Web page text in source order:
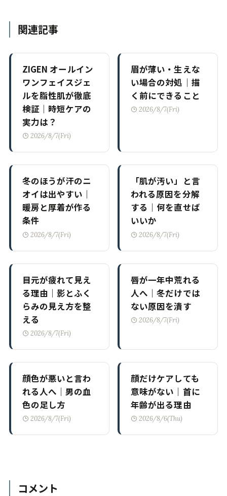
関連記事
ZIGEN オールイン
ワンフェイスジェ
ルを脂性肌が徹底
検証｜時短ケアの
実力は？
2026/8/7(Fri)
眉が薄い・生えな
い場合の対処｜描
く前にできること
2026/8/7(Fri)
冬のほうが汗のニ
オイは出やすい｜
暖房と厚着が作る
条件
2026/8/7(Fri)
「肌が汚い」と言
われる原因を分解
する｜何を直せば
いいか
2026/8/7(Fri)
目元が疲れて見え
る理由｜影とふく
らみの見え方を整
える
2026/8/7(Fri)
唇が一年中荒れる
人へ｜冬だけでは
ない原因を潰す
2026/8/7(Fri)
顔色が悪いと言わ
れる人へ｜男の血
色の足し方
2026/8/7(Fri)
顔だけケアしても
意味がない｜首に
年齢が出る理由
2026/8/6(Thu)
コメント